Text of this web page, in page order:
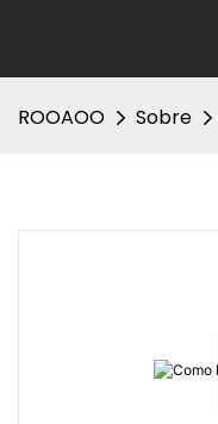
ROOAOO Sobre